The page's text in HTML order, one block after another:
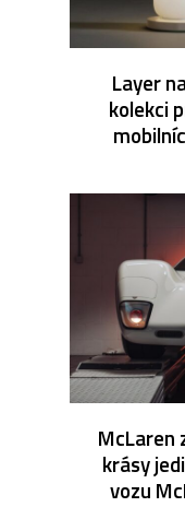
Layer
kolekci
McLaren
krásy
vozu